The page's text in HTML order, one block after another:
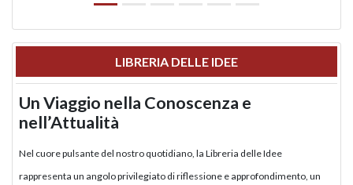
LIBRERIA DELLE IDEE
Un Viaggio nella Conoscenza e
nell’Attualità
Nel cuore pulsante del nostro quotidiano, la Libreria delle Idee
rappresenta un angolo privilegiato di riflessione e approfondimento, un